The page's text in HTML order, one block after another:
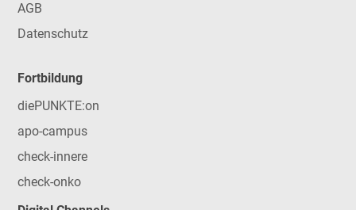
AGB
Datenschutz
Fortbildung
diePUNKTE:on
apo-campus
check-innere
check-onko